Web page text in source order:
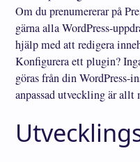
Om du prenumererar på
gärna alla WordPress-
hjälp med att redigera
Konfigurera ett plugin?
göras från din WordPress-
anpassad utveckling är